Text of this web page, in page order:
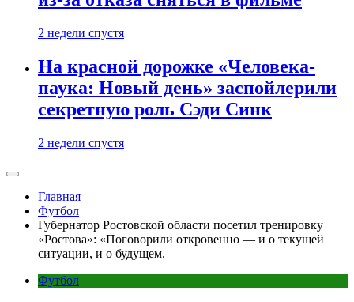
2 недели спустя
На красной дорожке «Человека-
паука: Новый день» заспойлерили
секретную роль Сэди Синк
2 недели спустя
Главная
Футбол
Губернатор Ростовской области посетил тренировку
«Ростова»: «Поговорили откровенно — и о текущей
ситуации, и о будущем.
Футбол